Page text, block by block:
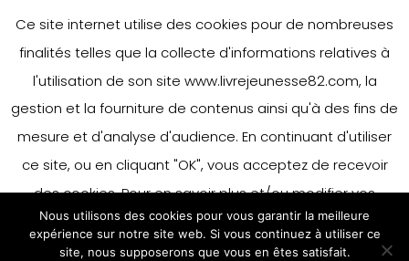
Ce site internet utilise des cookies pour de nombreuses
finalités telles que la collecte d'informations relatives à
l'utilisation de son site www.livrejeunesse82.com, la
gestion et la fourniture de contenus ainsi qu'à des fins de
mesure et d'analyse d'audience. En continuant d'utiliser
ce site, ou en cliquant "OK", vous acceptez de recevoir
des cookies. Pour en savoir plus et/ou modifier vos
préférences en matière de cookies, merci de vous référer
à notre politique sur les cookies.
Accepter
Nous utilisons des cookies pour vous garantir la meilleure
expérience sur notre site web. Si vous continuez à utiliser ce
site, nous supposerons que vous en êtes satisfait.